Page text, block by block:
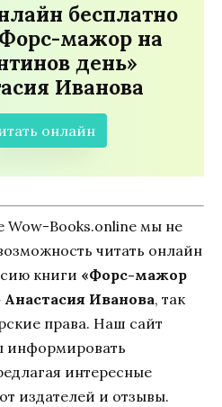
бесплатно
мажор на
день»
Иванoва
онлайн
Wow-Books.online мы не
читать онлайн
книги «Форс-мажор
Иванoва, так
права. Наш сайт
информировать
интересные
издателей и отзывы.